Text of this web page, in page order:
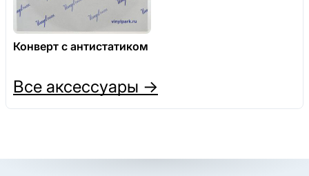
Конверт с антистатиком
Все аксессуары →